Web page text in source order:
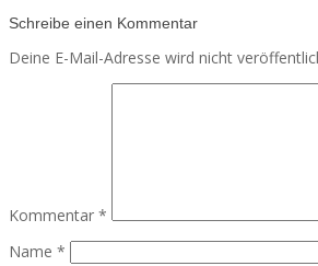
Schreibe einen Kommentar
Deine E-Mail-Adresse wird nicht
Kommentar *
Name *